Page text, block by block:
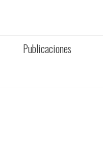
Publicaciones